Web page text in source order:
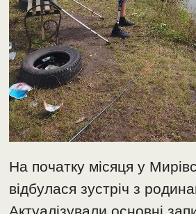
На початку місяця у
відбулася зустріч з